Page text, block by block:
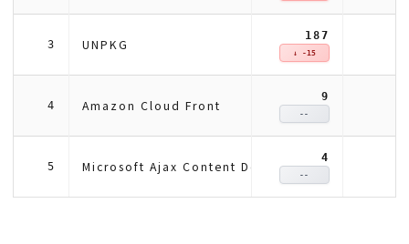
3 UNPKG
187
↓ -15
4 Amazon Cloud Front
9
--
5 Microsoft Ajax Content Delivery Network
4
--